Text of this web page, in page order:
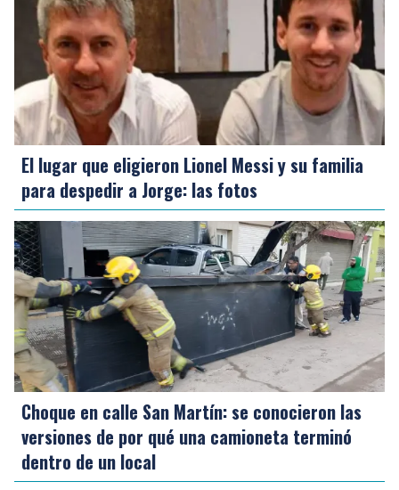
El lugar que eligieron Lionel Messi y su familia
para despedir a Jorge: las fotos
Choque en calle San Martín: se conocieron las
versiones de por qué una camioneta terminó
dentro de un local